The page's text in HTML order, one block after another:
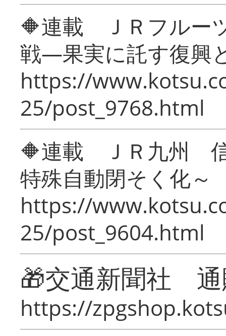
🔶連載 ＪＲフルー
戦―果実に託す復興
https://
25/post_9768.html
🔶連載 ＪＲ九州 信
特殊自動閉そく化～
https://
25/post_9604.html
🎁交通新聞社
https://